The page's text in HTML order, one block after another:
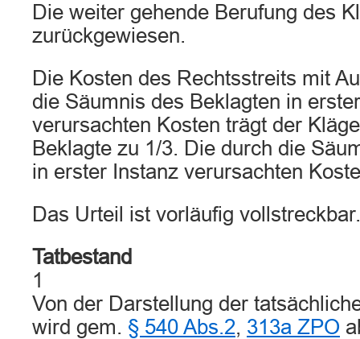
Die weiter gehende Berufung des
zurückgewiesen.
Die Kosten des Rechtsstreits mit
die Säumnis des Beklagten in
verursachten Kosten trägt der
Beklagte zu 1/3. Die durch die
in erster Instanz verursachten
Das Urteil ist vorläufig vollstreckbar.
Tatbestand
1
Von der Darstellung der
wird gem. § 540 Abs.2, 313a ZPO